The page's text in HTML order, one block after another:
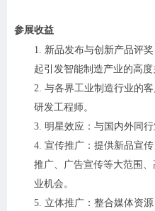
参展收益
1. 新品发布与创新产品评
起引发智能制造产业的高度
2. 与各界工业制造行业的
研发工程师。
3. 明星效应：与国内外同
4. 宣传推广：提供新品宣
推广、广告宣传等大范围
业机会。
5. 立体推广：整合媒体资